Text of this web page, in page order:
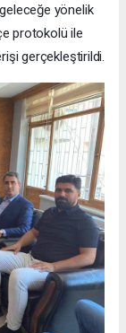
yönelik
protokolü ile
gerçekleştirildi.